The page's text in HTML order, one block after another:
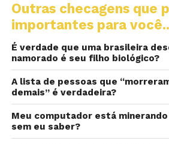
Outras checagens que
importantes para
É verdade que uma brasileira
namorado é seu filho biológico?
A lista de pessoas que
demais” é verdadeira?
Meu computador está
sem eu saber?